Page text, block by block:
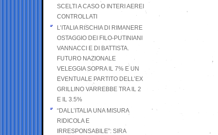
SCELTI A CASO O INTERI AEREI
CONTROLLATI
L’ITALIA RISCHIA DI RIMANERE
OSTAGGIO DEI FILO-PUTINIANI
VANNACCI E DI BATTISTA.
FUTURO NAZIONALE
VELEGGIA SOPRA IL 7% E UN
EVENTUALE PARTITO DELL’EX
GRILLINO VARREBBE TRA IL 2
E IL 3.5%
“DALL’ITALIA UNA MISURA
RIDICOLA E
IRRESPONSABILE”: SIRA